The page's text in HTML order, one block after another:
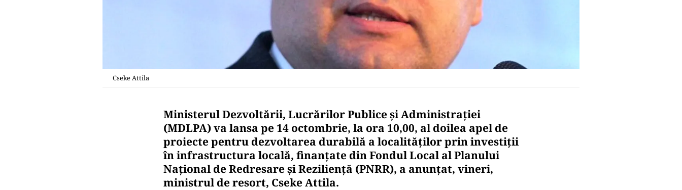
Cseke Attila
Ministerul Dezvoltării, Lucrărilor Publice şi Administraţiei
(MDLPA) va lansa pe 14 octombrie, la ora 10,00, al doilea apel de
proiecte pentru dezvoltarea durabilă a localităţilor prin investiţii
în infrastructura locală, finanţate din Fondul Local al Planului
Naţional de Redresare şi Rezilienţă (PNRR), a anunţat, vineri,
ministrul de resort, Cseke Attila.